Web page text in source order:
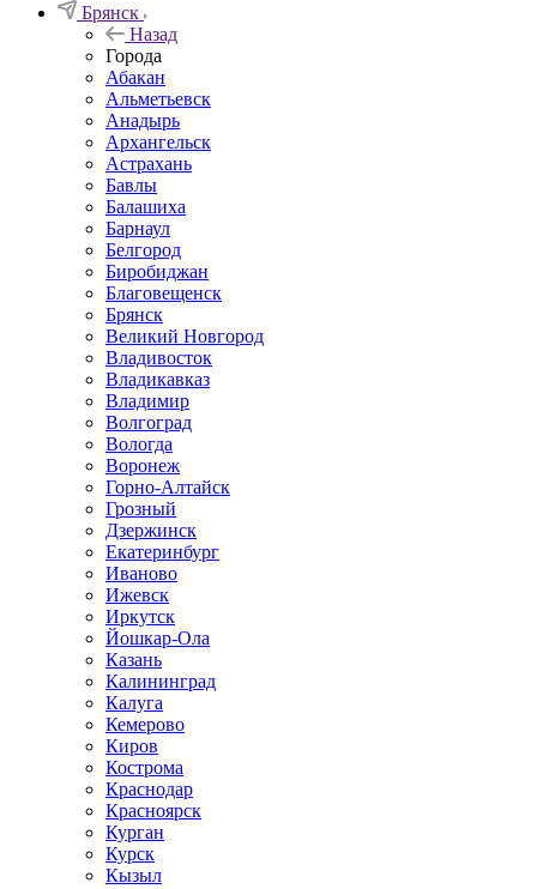
Брянск
Назад
Города
Абакан
Альметьевск
Анадырь
Архангельск
Астрахань
Бавлы
Балашиха
Барнаул
Белгород
Биробиджан
Благовещенск
Брянск
Великий Новгород
Владивосток
Владикавказ
Владимир
Волгоград
Вологда
Воронеж
Горно-Алтайск
Грозный
Дзержинск
Екатеринбург
Иваново
Ижевск
Иркутск
Йошкар-Ола
Казань
Калининград
Калуга
Кемерово
Киров
Кострома
Краснодар
Красноярск
Курган
Курск
Кызыл